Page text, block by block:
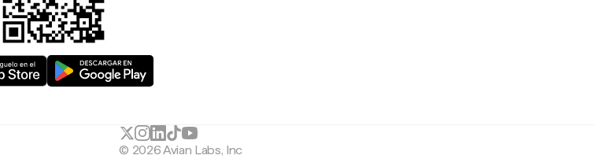
© 2026 Avian Labs, Inc